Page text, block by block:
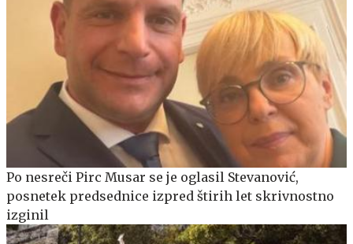
Po nesreči Pirc Musar se je oglasil Stevanović,
posnetek predsednice izpred štirih let skrivnostno
izginil